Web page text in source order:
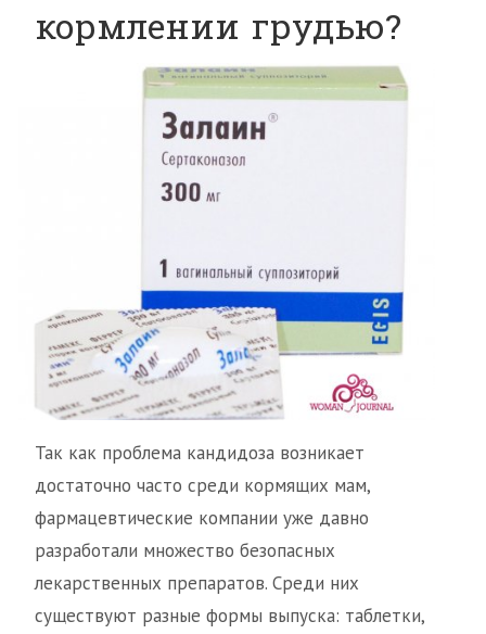
кормлении грудью?
Так как проблема кандидоза возникает
достаточно часто среди кормящих мам,
фармацевтические компании уже давно
разработали множество безопасных
лекарственных препаратов. Среди них
существуют разные формы выпуска: таблетки,